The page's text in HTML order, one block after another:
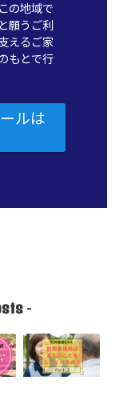
の地域で
願うご利
えるご家
もとで行
ルは
-